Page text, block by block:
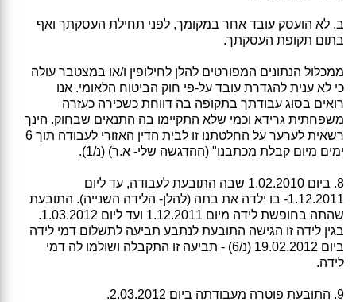
ב. לא הועסק עובד אחר במקומך, לפני תחילת העסקתך ואף
בתום תקופת העסקתך.
ממכלול הנתונים המפורטים להלן לחילופין ו/או במצטבר עולה
כי לא ענית להגדרת עובד על-פי חוק הביטוח הלאומי. אנו
רואים בסוג עבודתך בתקופה בה דווחת כשכירה כעזרה
משפחתית גרידא וכמי שלא התקיימו בה התנאים שבחוק. הינך
רשאית לערער על החלטתנו זו לבית הדין האזורי לעבודה תוך 6
ימים מיום קבלת מכתבנו" (ההדגשה שלי- א.ר) (נ/1).
8. ביום 1.02.2010 שבה התובעת לעבודה, עד ליום
1.12.2011- בו ילדה את בתה (להלן- הלידה השנייה). התובעת
שהתה בחופשת לידה מיום 1.12.2011 ועד ליום 1.03.2012.
בגין לידה זו הגישה התובעת לנתבע תביעה לתשלום דמי לידה
ביום 19.02.2012 (נ/6) - תביעה זו התקבלה ושולמו לה דמי
לידה.
9. התובעת פוטרה מעבודתה ביום 2.03.2012.